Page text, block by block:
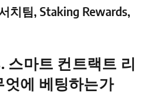
치팀, Staking Rewards,
스마트 컨트랙트 리
엇에 베팅하는가